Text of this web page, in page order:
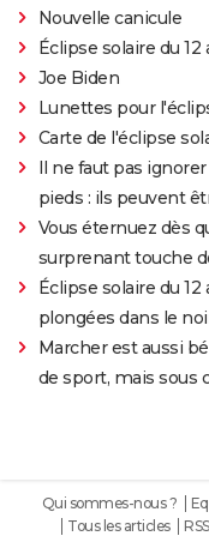
Nouvelle canicule
Éclipse solaire du 12
Joe Biden
Lunettes pour
Carte de l'éclipse
Il ne faut pas
pieds : ils peuvent
Vous éternuez dès
surprenant touche
Éclipse solaire du
plongées dans le
Marcher est aussi
de sport, mais sous
Qui sommes-nous ?
Tous les articles
RSS